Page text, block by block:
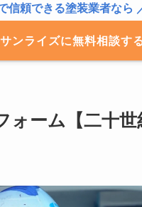
信頼できる塗装業者なら
ンライズに無料相談す
ォーム【二十世